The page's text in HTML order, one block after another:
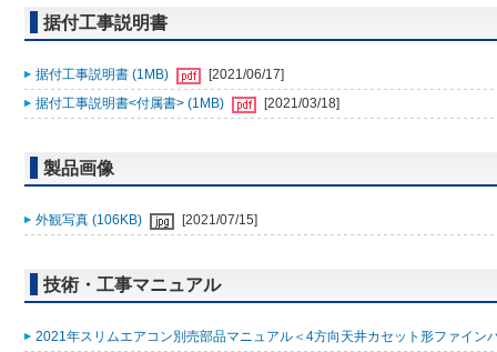
据付工事説明書
据付工事説明書 (1MB)
[2021/06/17]
据付工事説明書<付属書> (1MB)
[2021/03/18]
製品画像
外観写真 (106KB) [2021/07/15]
技術・工事マニュアル
2021年スリムエアコン別売部品マニュアル＜4方向天井カセット形ファイン